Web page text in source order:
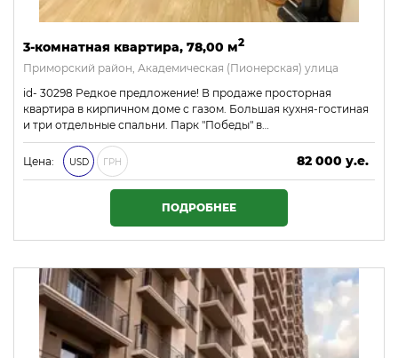
3-комнатная квартира, 78,00 м2
Приморский район, Академическая (Пионерская) улица
id- 30298 Редкое предложение! В продаже просторная
квартира в кирпичном доме с газом. Большая кухня-гостиная
и три отдельные спальни. Парк "Победы" в…
Цена: USD ГРН
82 000 у.е.
3 526 000 ₴
ПОДРОБНЕЕ